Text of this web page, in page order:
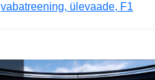
vabatreening, ülevaade, F1